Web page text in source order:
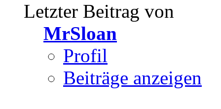
Letzter Beitrag von
MrSloan
Profil
Beiträge anzeigen